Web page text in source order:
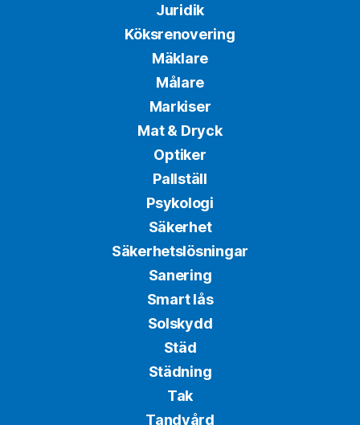
Juridik
Köksrenovering
Mäklare
Målare
Markiser
Mat & Dryck
Optiker
Pallställ
Psykologi
Säkerhet
Säkerhetslösningar
Sanering
Smart lås
Solskydd
Städ
Städning
Tak
Tandvård